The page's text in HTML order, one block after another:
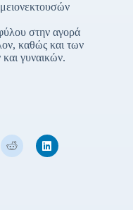
στην αγορά
καθώς και των
γυναικών.